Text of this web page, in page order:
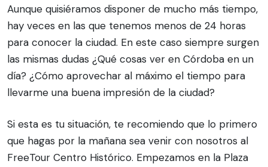
Aunque quisiéramos disponer de mucho más tiempo,
hay veces en las que tenemos menos de 24 horas
para conocer la ciudad. En este caso siempre surgen
las mismas dudas ¿Qué cosas ver en Córdoba en un
día? ¿Cómo aprovechar al máximo el tiempo para
llevarme una buena impresión de la ciudad?
Si esta es tu situación, te recomiendo que lo primero
que hagas por la mañana sea venir con nosotros al
FreeTour Centro Histórico. Empezamos en la Plaza